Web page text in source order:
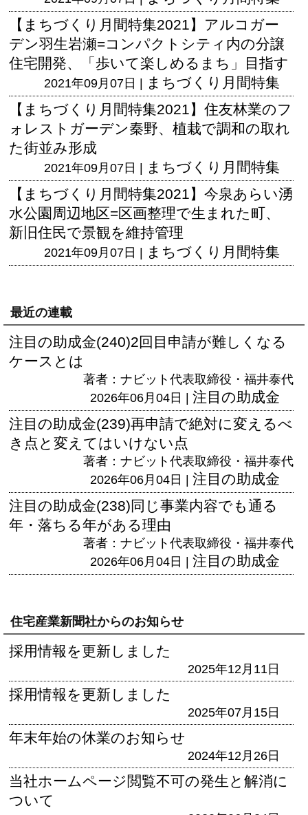
【まちづくり月間特集2021】アルコガー
デン羽生岩瀬=コンパクトシティ内の分譲
住宅開発、「歩いて楽しめるまち」目指す
2021年09月07日 |
まちづくり月間特集
【まちづくり月間特集2021】住友林業のフ
ォレストガーデン秦野、植栽で調和の取れ
た街並み形成
2021年09月07日 |
まちづくり月間特集
【まちづくり月間特集2021】今泉あらい湧
水公園周辺地区=区画整理で生まれた町、
新旧住民で景観を維持管理
2021年09月07日 | まちづくり月間特集
最近の連載
注目の助成金(240)2回目申請が難しくなる
ケースとは
著者：ナビット代表取締役・福井泰代
2026年06月04日 | 注目の助成金
注目の助成金(239)再申請で絶対に変えるべ
き点と変えてはいけない点
著者：ナビット代表取締役・福井泰代
2026年06月04日 | 注目の助成金
注目の助成金(238)同じ事業内容でも通る
年・落ちる年がある理由
著者：ナビット代表取締役・福井泰代
2026年06月04日 | 注目の助成金
住宅産業新聞社からのお知らせ
採用情報を更新しました
2025年12月11日
採用情報を更新しました
2025年07月15日
年末年始の休業のお知らせ
2024年12月26日
当社ホームページ閲覧不可の発生と解消に
ついて